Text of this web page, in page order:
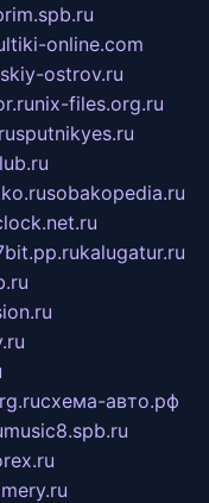
online.com
ostrov.ru
nix-files.org.ru
sputnikyes.ru
sobakopedia.ru
kalugatur.ru
схема-авто.рф
music8.spb.ru